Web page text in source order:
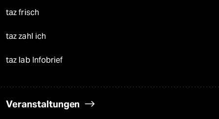
taz frisch
taz zahl ich
taz lab Infobrief
Veranstaltungen